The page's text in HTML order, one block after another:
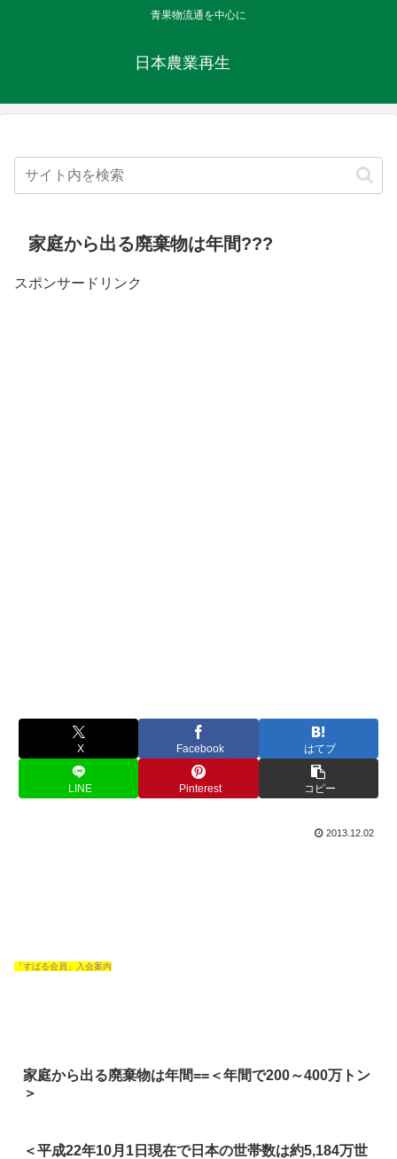
青果物流通を中心に
日本農業再生
家庭から出る廃棄物は年間???
スポンサードリンク
X Facebook はてブ
LINE Pinterest コピー
2013.12.02
「すばる会員」入会案内
家庭から出る廃棄物は年間==＜年間で200～400万トン
＞
＜平成22年10月1日現在で日本の世帯数は約5,184万世